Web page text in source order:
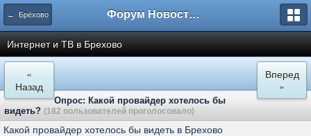
← Брёхово Форум Новостройки
Интернет и ТВ в Брехово
«
Назад
Вперед
»
Опрос: Какой провайдер хотелось бы
видеть? (182 пользователей проголосовало)
Какой провайдер хотелось бы видеть в Брехово